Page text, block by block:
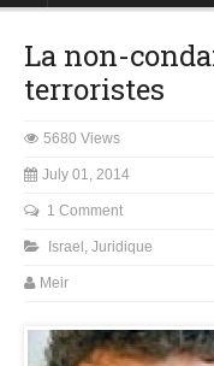
La non-
terroristes
5680 Views
July 01, 2014
1 Comment
Israel , Juridique
Meir